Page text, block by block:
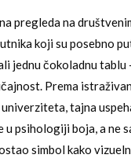
pregleda na
koji su posebno
jednu čokoladnu tablu
Prema
tajna
u psihologiji boja, a ne
simbol kako